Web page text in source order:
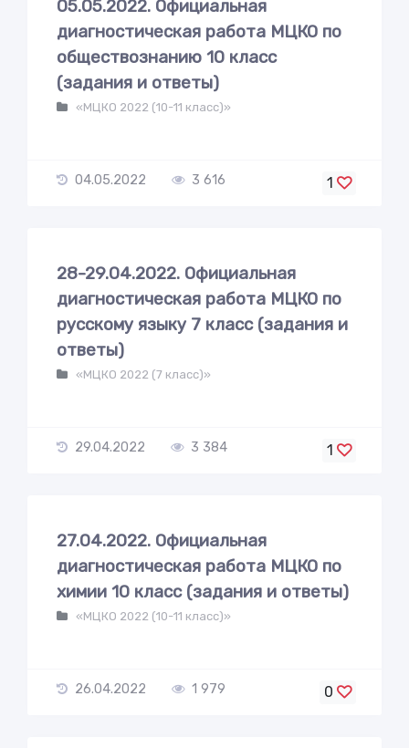
05.05.2022. Официальная
диагностическая работа МЦКО по
обществознанию 10 класс
(задания и ответы)
«МЦКО 2022 (10-11 класс)»
04.05.2022 3 616 1
28-29.04.2022. Официальная
диагностическая работа МЦКО по
русскому языку 7 класс (задания и
ответы)
«МЦКО 2022 (7 класс)»
29.04.2022 3 384 1
27.04.2022. Официальная
диагностическая работа МЦКО по
химии 10 класс (задания и ответы)
«МЦКО 2022 (10-11 класс)»
26.04.2022 1 979 0